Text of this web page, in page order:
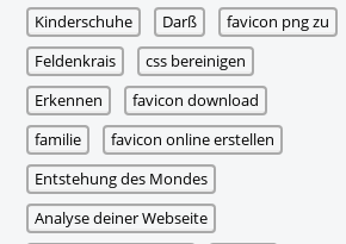
Kinderschuhe
Darß
favicon png zu
Feldenkrais
css bereinigen
Erkennen
favicon download
familie
favicon online erstellen
Entstehung des Mondes
Analyse deiner Webseite